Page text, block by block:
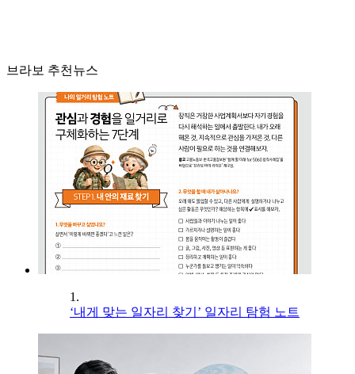
브라보 추천뉴스
1.
‘내게 맞는 일자리 찾기’ 일자리 탐험 노트